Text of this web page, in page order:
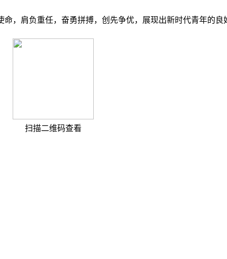
，肩负重任，奋勇拼搏，创先争优，展现出新时代青年的良
扫描二维码查看